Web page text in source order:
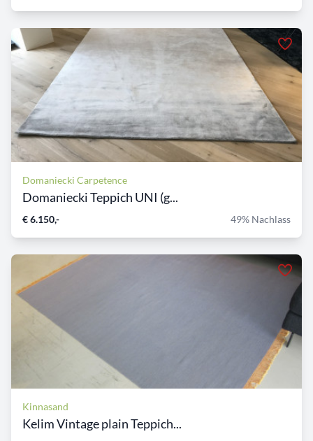
Domaniecki Carpetence
Domaniecki Teppich UNI (g...
€ 6.150,- 49% Nachlass
Kinnasand
Kelim Vintage plain Teppich...